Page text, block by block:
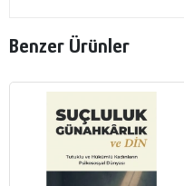
Benzer Ürünler